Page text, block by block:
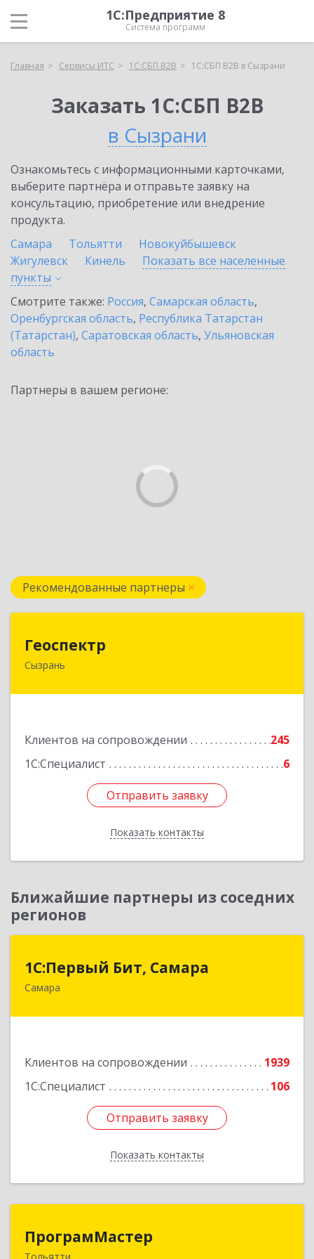
1С:Предприятие 8
Система программ
Главная Сервисы ИТС 1С:СБП B2B 1С:СБП B2B в Сызрани
Заказать 1С:СБП B2B
в Сызрани
Ознакомьтесь с информационными карточками,
выберите партнёра и отправьте заявку на
консультацию, приобретение или внедрение
продукта.
Самара
Тольятти
Новокуйбышевск
Жигулевск
Кинель
Показать все населенные
пункты
Смотрите также: Россия, Самарская область,
Оренбургская область, Республика Татарстан
(Татарстан), Саратовская область, Ульяновская
область
Партнеры в вашем регионе:
Рекомендованные партнеры
Геоспектр
Сызрань
Клиентов на сопровождении
245
1С:Специалист
6
Отправить заявку
Показать контакты
446001, Самарская обл, Сызрань г, Кирова ул,
Отправить заявку
Назад
Ближайшие партнеры из соседних
регионов
1С:Первый Бит, Самара
Самара
Клиентов на сопровождении
1939
1С:Специалист
106
Отправить заявку
Показать контакты
1С:Первый Бит, Самара
443013, Самарская обл, Самара г, Дачная ул,
Отправить заявку
Назад
ПрограмМастер
Тольятти